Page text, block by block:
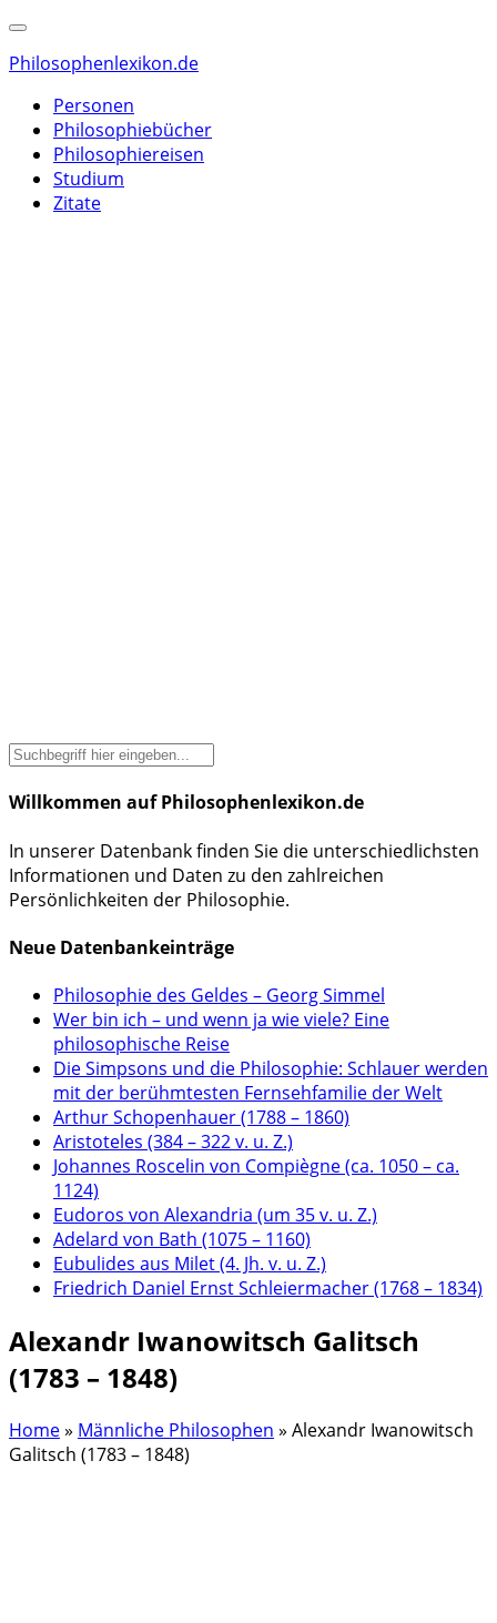
Philosophenlexikon.de
Personen
Philosophiebücher
Philosophiereisen
Studium
Zitate
Willkommen auf Philosophenlexikon.de
In unserer Datenbank finden Sie die unterschiedlichsten
Informationen und Daten zu den zahlreichen
Persönlichkeiten der Philosophie.
Neue Datenbankeinträge
Philosophie des Geldes – Georg Simmel
Wer bin ich – und wenn ja wie viele? Eine
philosophische Reise
Die Simpsons und die Philosophie: Schlauer werden
mit der berühmtesten Fernsehfamilie der Welt
Arthur Schopenhauer (1788 – 1860)
Aristoteles (384 – 322 v. u. Z.)
Johannes Roscelin von Compiègne (ca. 1050 – ca.
1124)
Eudoros von Alexandria (um 35 v. u. Z.)
Adelard von Bath (1075 – 1160)
Eubulides aus Milet (4. Jh. v. u. Z.)
Friedrich Daniel Ernst Schleiermacher (1768 – 1834)
Alexandr Iwanowitsch Galitsch
(1783 – 1848)
Home» Männliche Philosophen » Alexandr Iwanowitsch
Galitsch (1783 – 1848)